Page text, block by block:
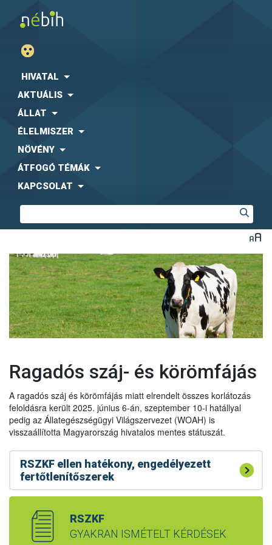
HIVATAL
AKTUÁLIS
ÁLLAT
ÉLELMISZER
NÖVÉNY
ÁTFOGÓ TÉMÁK
KAPCSOLAT
Ragadós száj- és körömfájás
A ragadós száj és körömfájás miatt elrendelt összes korlátozás
feloldásra került 2025. június 6-án, szeptember 10-i hatállyal
pedig az Állategészségügyi Világszervezet (WOAH) is
visszaállította Magyarország hivatalos mentes státuszát.
RSZKF ellen hatékony, engedélyezett
fertőtlenítőszerek
RSZKF
GYAKRAN ISMÉTELT KÉRDÉSEK
RSZKF plakát - pdf (színes)
RSZKF plakát - pdf (mono)
Útmutató a ragadós száj- és körömfájáshoz
RSZKF készenléti terv
Biológiai védelem a helyszínen
Biológiai védelem fontossága
3/2025 OFA határozat (pdf)
8020-28536-2-2025 határozat (pdf)
8020-28536-4-2025 határozat (pdf)
8020-31747-1-2025 határozat (pdf)
8020-31747-2_2025 határozat (pdf)
8020-40752-1-2025 határozat (pdf)
8020-40752-2-2025 határozat (pdf)